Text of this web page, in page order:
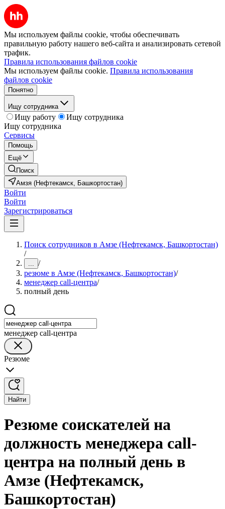
Мы используем файлы cookie, чтобы обеспечивать
правильную работу нашего веб-сайта и анализировать сетевой
трафик.
Правила использования файлов cookie
Мы используем файлы cookie. Правила использования
файлов cookie
Понятно
Ищу сотрудника
Ищу работу
Ищу сотрудника
Ищу сотрудника
Сервисы
Помощь
Ещё
Поиск
Амзя (Нефтекамск, Башкортостан)
Войти
Войти
Зарегистрироваться
Поиск сотрудников в Амзе (Нефтекамск, Башкортостан)
/
... /
резюме в Амзе (Нефтекамск, Башкортостан)/
менеджер call-центра/
полный день
менеджер call-центра
Резюме
Найти
Резюме соискателей на
должность менеджера call-
центра на полный день в
Амзе (Нефтекамск,
Башкортостан)